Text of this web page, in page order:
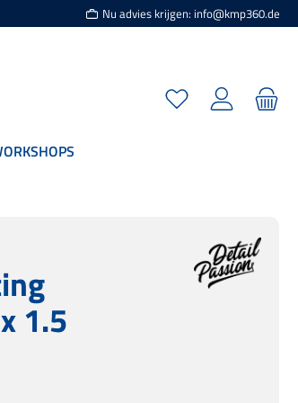
Nu advies krijgen: info@kmp360.de
Je hebt 0 items op
1.5